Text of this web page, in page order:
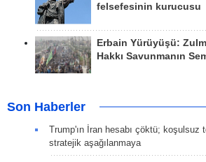
felsefesinin kurucusu
Erbain Yürüyüşü:
Hakkı Savunmanın
Son Haberler
Trump'ın İran hesabı çöktü; koşulsuz
stratejik aşağılanmaya